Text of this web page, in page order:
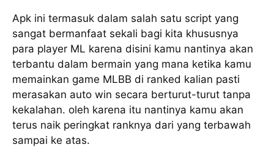
Apk ini termasuk dalam salah satu script yang
sangat bermanfaat sekali bagi kita khususnya
para player ML karena disini kamu nantinya akan
terbantu dalam bermain yang mana ketika kamu
memainkan game MLBB di ranked kalian pasti
merasakan auto win secara berturut-turut tanpa
kekalahan. oleh karena itu nantinya kamu akan
terus naik peringkat ranknya dari yang terbawah
sampai ke atas.